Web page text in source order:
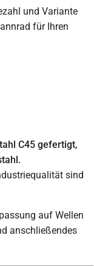
und Variante
für Ihren
C45 gefertigt,
sind
auf Wellen
anschließendes